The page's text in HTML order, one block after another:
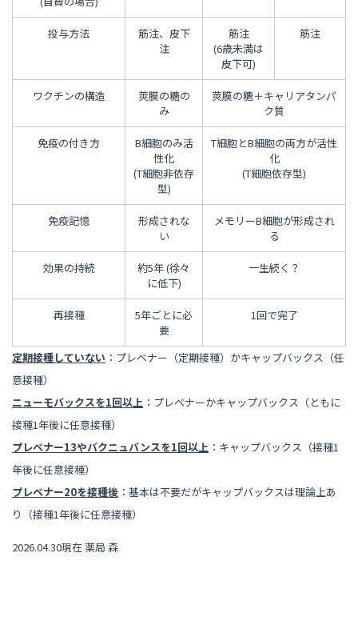
投与方法
筋注、皮下
注
筋注
(6歳未満は
皮下可)
筋注
ワクチンの構造
莢膜の糖の
み
莢膜の糖＋キャリアタンパ
ク質
免疫の付き方
B細胞のみ活
性化
(T細胞非依存
型)
T細胞とB細胞の両方が活性
化
(T細胞依存型)
免疫記憶
形成されな
い
メモリーB細胞が形成され
る
効果の持続
約5年 (徐々
に低下)
一生続く？
再接種
5年ごとに必
要
1回で完了
定期接種していない ：プレベナー（定期接種）かキャップバックス（任
意接種）
ニューモバックスを1回以上 ：プレベナーかキャップバックス（ともに
接種1年後に任意接種）
プレベナー13やバクニュバンスを1回以上 ：キャップバックス（接種1
年後に任意接種）
プレベナー20を接種後 ：基本は不要だがキャップバックスは理論上あ
り（接種1年後に任意接種）
2026.04.30現在 薬局 森